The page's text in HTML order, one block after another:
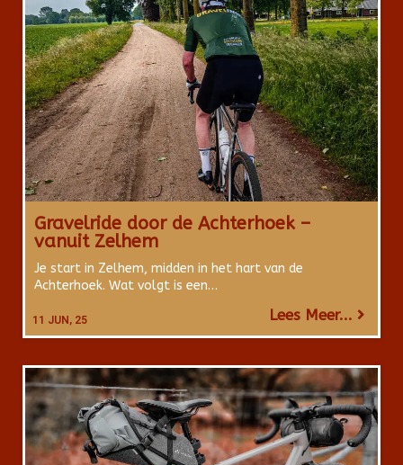
Gravelride door de Achterhoek –
vanuit Zelhem
11 JUN, 25
Je start in Zelhem, midden in het hart van de
Achterhoek. Wat volgt is een…
Lees Meer...